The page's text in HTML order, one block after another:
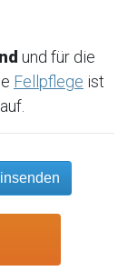
und für die
Fellpflege ist